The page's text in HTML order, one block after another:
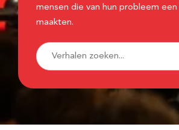
mensen die van hun probleem
maakten.